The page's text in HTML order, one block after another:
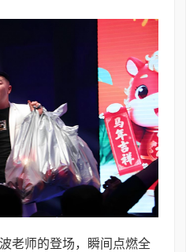
老师的登场，瞬间点燃全